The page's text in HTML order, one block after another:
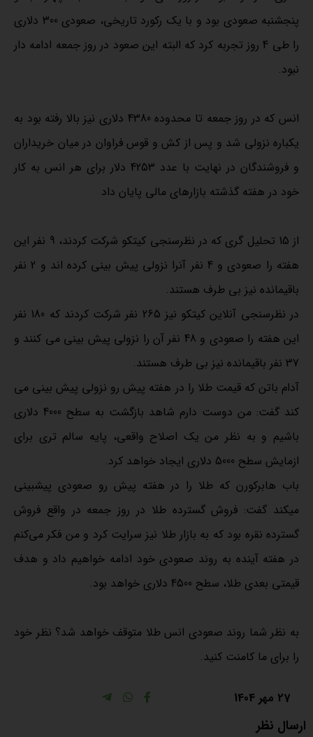
پنجشنبه صعودی بود و با یک رکورد تاریخی، صعودی 300 دلاری
را طی 4 روز تجربه کرد که البته این صعود در روز جمعه ادامه دار
نبود.
انس که در روز جمعه تا محدوده 4380 دلاری نیز بالا رفته بود به
یکباره نزولی شد و پس از کش و قوس فراوان در میان خریداران
و فروشندگان در نهایت با عدد 4253 دلار برای هر انس به کار
خود در هفته گذشته بازارهای مالی پایان داد
از 15 تحلیل گری که در نظرسنجی کیتکو شرکت کردند، 9 نفر این
هفته را صعودی و 4 نفر آنرا نزولی پیش بینی کرده اند و 2 نفر
باقیمانده نیز بی طرف هستند.
در نظرسنجی آنلاین کیتکو نیز 265 نفر شرکت کردند که 180 نفر
این هفته را صعودی و 48 نفر آن را نزولی پیش بینی می کنند و
37 نفر باقیمانده نیز بی طرف هستند.
آدام باتن که قیمت طلا را در هفته پیش رو نزولی پیش بینی می
کند گفت: من دوست دارم شاهد بازگشت به سطح 4000 دلاری
باشیم و به نظر من یک اصلاح واقعی، پایه سالم تری برای
ازمایش سطح 5000 دلاری ایجاد خواهد کرد.
باب هابرکورن که طلا را در هفته پیش رو صعودی پیشبینی
میکند گفت: فروش گسترده طلا در روز جمعه در واقع فروش
گسترده نقره بود که به بازار طلا نیز سرایت کرد و من فکر می‌کنم
در هفته آینده به روند صعودی خود ادامه خواهیم داد و هدف
قیمتی بعدی طلا، سطح 4500 دلاری خواهد بود.
به نظر شما روند صعودی انس طلا متوقف خواهد شد؟ نظر خود
را برای ما کامنت کنید.
27 مهر 1404
ارسال نظر